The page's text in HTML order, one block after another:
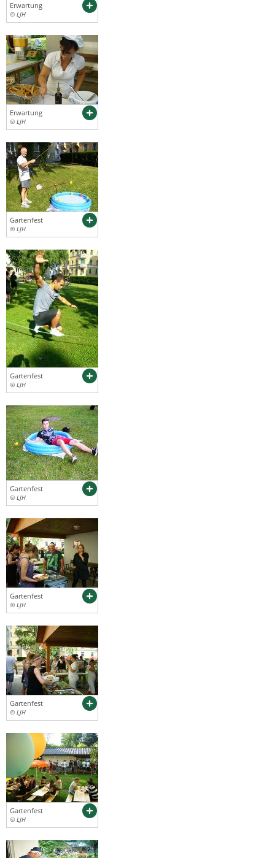
Erwartung
© LJH
Erwartung
© LJH
Gartenfest
© LJH
Gartenfest
© LJH
Gartenfest
© LJH
Gartenfest
© LJH
Gartenfest
© LJH
Gartenfest
© LJH